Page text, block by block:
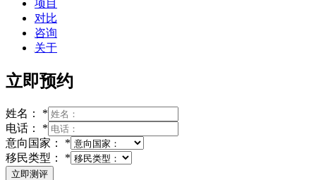
项目
对比
咨询
关于
立即预约
姓名： *
电话： *
意向国家： *
移民类型： *
立即测评